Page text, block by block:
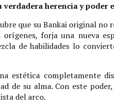
herencia y poder
que su Bankai original no
orígenes, forja una nueva
de habilidades lo
estética completamente
de su alma. Con este
del arco.